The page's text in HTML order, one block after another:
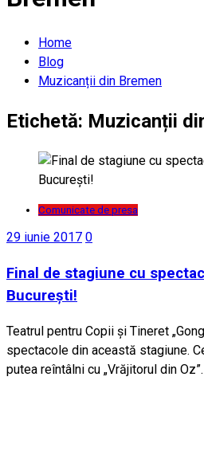
Home
Blog
Muzicanții din Bremen
Etichetă: Muzicanții
Comunicate de presa
29 iunie 2017 0
Final de stagiune cu
București!
Teatrul pentru Copii și Tineret
spectacole din această stagiune.
putea reîntâlni cu „Vrăjitorul din